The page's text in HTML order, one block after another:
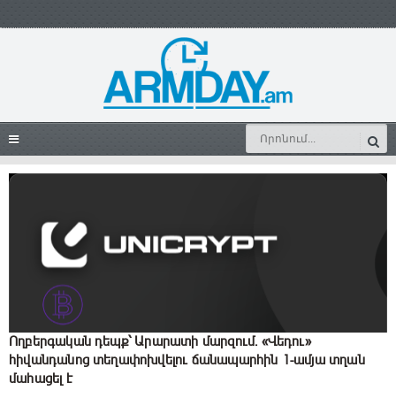
Ողբերգական դեպք՝ Արարատի մարզում. «Վեդու»
հիվանդանոց տեղափոխվելու ճանապարհին 1-ամյա տղան
մահացել է